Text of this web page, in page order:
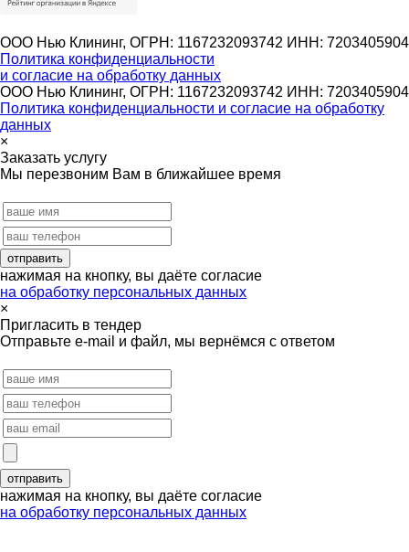
ООО Нью Клининг, ОГРН: 1167232093742 ИНН: 7203405904
Политика конфиденциальности
и согласие на обработку данных
ООО Нью Клининг, ОГРН: 1167232093742 ИНН: 7203405904
Политика конфиденциальности и согласие на обработку
данных
×
Заказать услугу
Мы перезвоним Вам в ближайшее время
нажимая на кнопку, вы даёте согласие
на обработку персональных данных
×
Пригласить в тендер
Отправьте e-mail и файл, мы вернёмся с ответом
нажимая на кнопку, вы даёте согласие
на обработку персональных данных